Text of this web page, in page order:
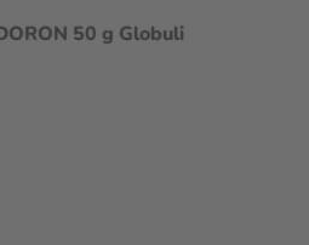
50 g Globuli